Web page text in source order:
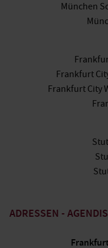
München
Frankfurt
Frankfurt City
ADRESSEN -